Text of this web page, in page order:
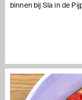
binnen bij Sla in de